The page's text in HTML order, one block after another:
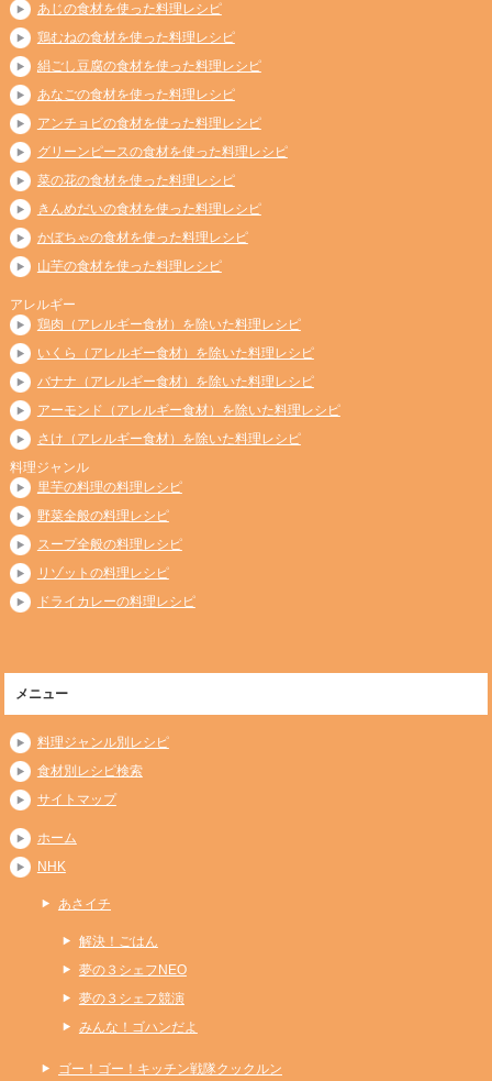
あじの食材を使った料理レシピ
鶏むねの食材を使った料理レシピ
絹ごし豆腐の食材を使った料理レシピ
あなごの食材を使った料理レシピ
アンチョビの食材を使った料理レシピ
グリーンピースの食材を使った料理レシピ
菜の花の食材を使った料理レシピ
きんめだいの食材を使った料理レシピ
かぼちゃの食材を使った料理レシピ
山芋の食材を使った料理レシピ
アレルギー
鶏肉（アレルギー食材）を除いた料理レシピ
いくら（アレルギー食材）を除いた料理レシピ
バナナ（アレルギー食材）を除いた料理レシピ
アーモンド（アレルギー食材）を除いた料理レシピ
さけ（アレルギー食材）を除いた料理レシピ
料理ジャンル
里芋の料理の料理レシピ
野菜全般の料理レシピ
スープ全般の料理レシピ
リゾットの料理レシピ
ドライカレーの料理レシピ
メニュー
料理ジャンル別レシピ
食材別レシピ検索
サイトマップ
ホーム
NHK
あさイチ
解決！ごはん
夢の３シェフNEO
夢の３シェフ競演
みんな！ゴハンだよ
ゴー！ゴー！キッチン戦隊クックルン